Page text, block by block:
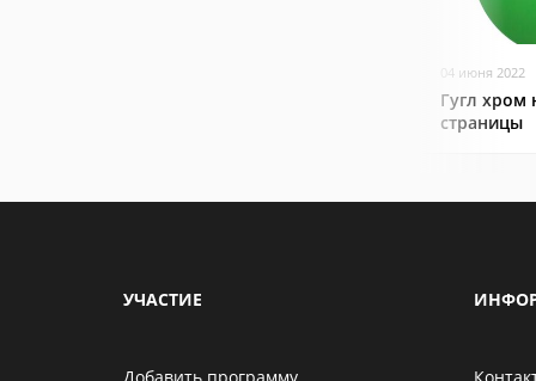
04 июня 2022
Гугл хром
страницы
УЧАСТИЕ